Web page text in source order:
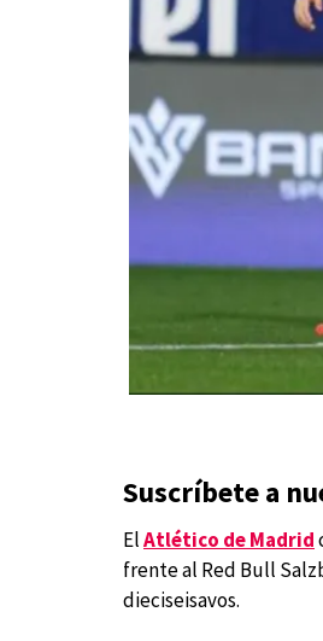
Suscríbete a
ElAtlético de Madrid
frente al Red Bull
dieciseisavos.